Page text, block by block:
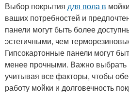
Выбор покрытия для пола в
ваших потребностей и
панели могут быть более
эстетичными, чем
Гипсокартонные панели могут
менее прочными. Важно выбрать
учитывая все факторы, чтобы
работу мойки и долговечность